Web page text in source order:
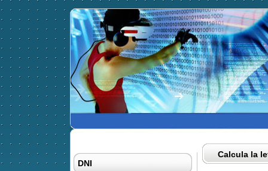
Calcula la
DNI